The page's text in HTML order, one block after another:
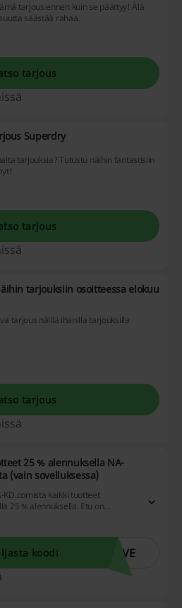
tarjous ennen kuin se päättyy! Älä
säästää rahaa.
tarjous
Superdry
tarjouksia? Tutustu näihin fantastisiin
tarjous
tarjouksiin osoitteessa elokuu
tarjous näillä ihanilla tarjouksilla
tarjous
25 % alennuksella NA-
(vain sovelluksessa)
KD.comista kaikki tuotteet
25 % alennuksella. Etu on
koodi
OVE